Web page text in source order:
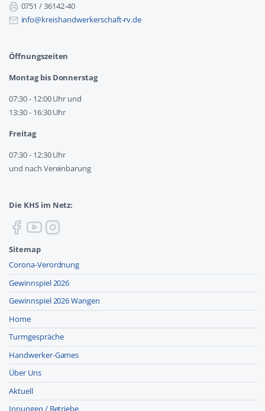
0751 / 36142-40
info@kreishandwerkerschaft-rv.de
Öffnungszeiten
Montag bis Donnerstag
07:30 - 12:00 Uhr und
13:30 - 16:30 Uhr
Freitag
07:30 - 12:30 Uhr
und nach Vereinbarung
Die KHS im Netz:
Sitemap
Corona-Verordnung
Gewinnspiel 2026
Gewinnspiel 2026 Wangen
Home
Turmgespräche
Handwerker-Games
Über Uns
Aktuell
Innungen / Betriebe